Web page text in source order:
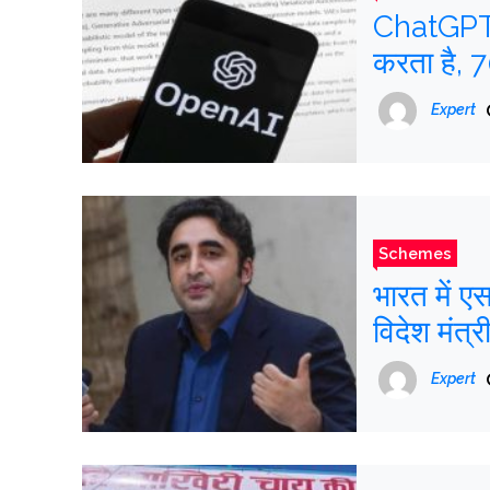
करता है,
नौकरीExpert
Schemes
भारत में
विदेश
Expert